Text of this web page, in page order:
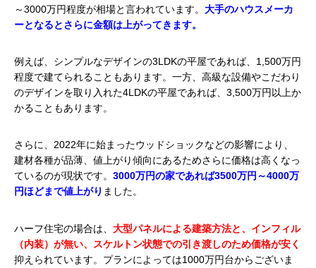
～3000万円程度が相場と言われています。 大手のハウスメーカ
ーとなるとさらに金額は上がってきます。
例えば、シンプルなデザインの3LDKの平屋であれば、1,500万円
程度で建てられることもあります。一方、高級な設備やこだわり
のデザインを取り入れた4LDKの平屋であれば、3,500万円以上か
かることもあります。
さらに、2022年に始まったウッドショックなどの影響により、
建材各種が品薄、値上がり傾向にあるためさらに価格は高くなっ
ているのが現状です。 3000万円の家であれば3500万円～4000万
円ほどまで値上がり ました。
ハーフ住宅の場合は、 大型パネルによる建築方法と、インフィル
（内装）が無い、スケルトン状態での引き渡しのため価格が安く
抑えられています。プランによっては1000万円台からございま